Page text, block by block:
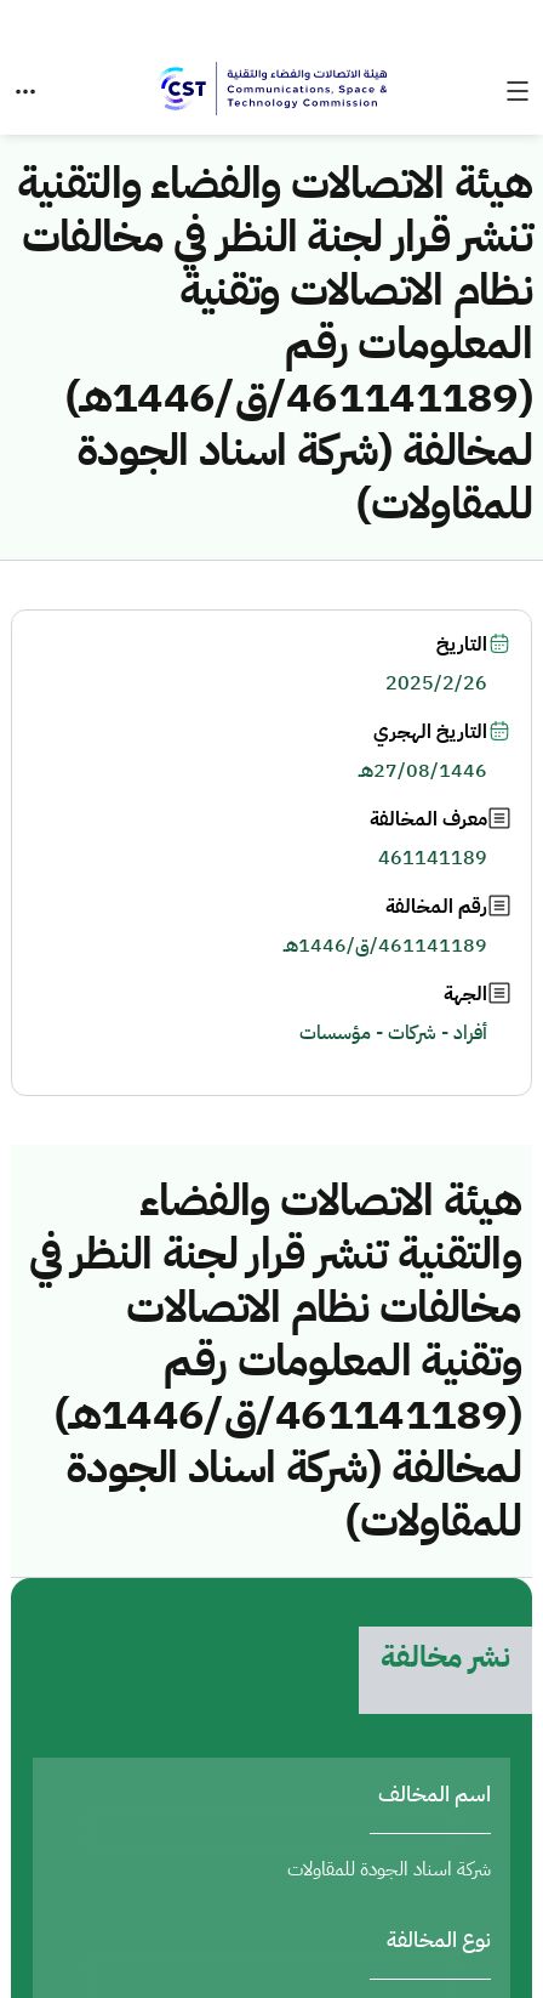
هيئة الاتصالات والفضاء والتقنية
تنشر قرار لجنة النظر في مخالفات
نظام الاتصالات وتقنية
المعلومات رقم
(461141189/ق/1446هـ)
لمخالفة (شركة اسناد الجودة
للمقاولات)
هيئة الاتصالات والفضاء
والتقنية تنشر قرار لجنة النظر في
مخالفات نظام الاتصالات
وتقنية المعلومات رقم
(461141189/ق/1446هـ)
لمخالفة (شركة اسناد الجودة
للمقاولات)
نشر مخالفة
اسم المخالف
شركة اسناد الجودة للمقاولات
نوع المخالفة
التاريخ
2025/2/26
التاريخ الهجري
27/08/1446هـ
معرف المخالفة
461141189
رقم المخالفة
461141189/ق/1446هـ
الجهة
أفراد - شركات - مؤسسات